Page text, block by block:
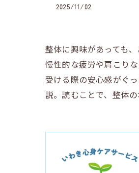
2025/11/02
整体に興味があっても
慢性的な疲労や肩こり
受ける際の安心感がぐ
説。読むことで、整体